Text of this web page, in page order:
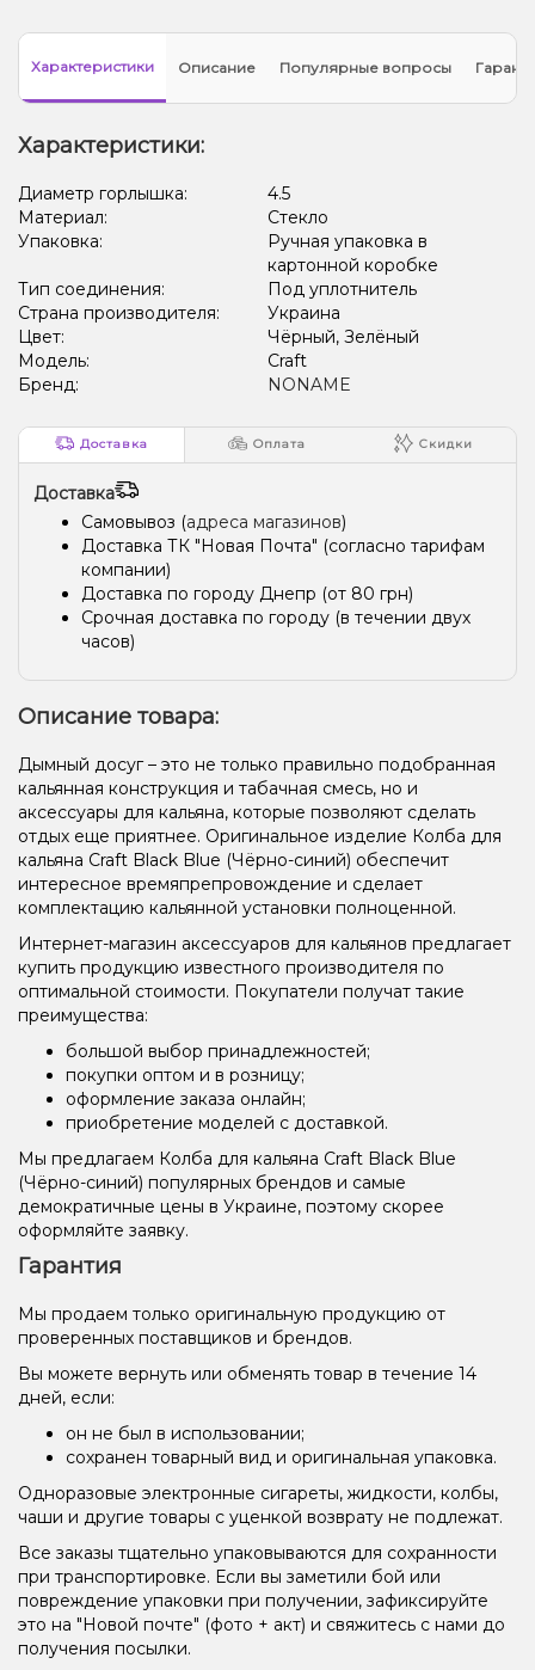
Характеристики Описание Популярные вопросы
Характеристики:
Диаметр горлышка:
4.5
Материал:
Стекло
Упаковка:
Ручная упаковка в
картонной коробке
Тип соединения:
Под уплотнитель
Страна производителя:
Украина
Цвет:
Чёрный, Зелёный
Модель:
Craft
Бренд:
NONAME
Доставка Оплата Скидки
Доставка
Самовывоз (адреса магазинов)
Доставка ТК "Новая Почта" (согласно тарифам
компании)
Доставка по городу Днепр (от 80 грн)
Срочная доставка по городу (в течении двух
часов)
Описание товара:
Дымный досуг – это не только правильно подобранная
кальянная конструкция и табачная смесь, но и
аксессуары для кальяна, которые позволяют сделать
отдых еще приятнее. Оригинальное изделие Колба для
кальяна Craft Black Blue (Чёрно-синий) обеспечит
интересное времяпрепровождение и сделает
комплектацию кальянной установки полноценной.
Интернет-магазин аксессуаров для кальянов предлагает
купить продукцию известного производителя по
оптимальной стоимости. Покупатели получат такие
преимущества:
большой выбор принадлежностей;
покупки оптом и в розницу;
оформление заказа онлайн;
приобретение моделей с доставкой.
Мы предлагаем Колба для кальяна Craft Black Blue
(Чёрно-синий) популярных брендов и самые
демократичные цены в Украине, поэтому скорее
оформляйте заявку.
Гарантия
Мы продаем только оригинальную продукцию от
проверенных поставщиков и брендов.
Вы можете вернуть или обменять товар в течение 14
дней, если:
он не был в использовании;
сохранен товарный вид и оригинальная упаковка.
Одноразовые электронные сигареты, жидкости, колбы,
чаши и другие товары с уценкой возврату не подлежат.
Все заказы тщательно упаковываются для сохранности
при транспортировке. Если вы заметили бой или
повреждение упаковки при получении, зафиксируйте
это на "Новой почте" (фото + акт) и свяжитесь с нами до
получения посылки.